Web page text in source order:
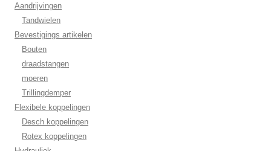
Aandrijvingen
Tandwielen
Bevestigings artikelen
Bouten
draadstangen
moeren
Trillingdemper
Flexibele koppelingen
Desch koppelingen
Rotex koppelingen